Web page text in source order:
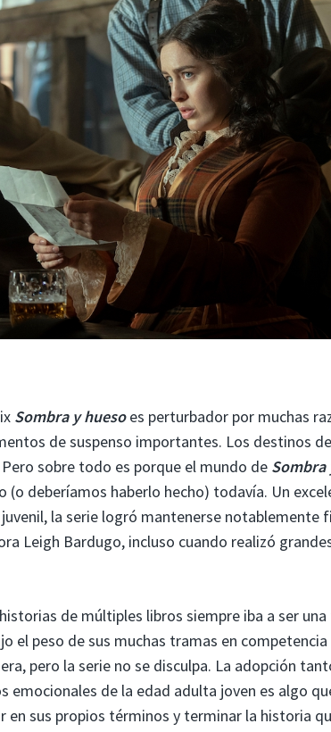
Sombra y huesoes perturbador por muchas
de suspenso importantes. Los destinos
sobre todo es porque el mundo de Sombra
(o deberíamos haberlo hecho) todavía. Un
la serie logró mantenerse notablemente
Leigh Bardugo, incluso cuando realizó
de múltiples libros siempre iba a ser
el peso de sus muchas tramas en
pero la serie no se disculpa. La adopción
emocionales de la edad adulta joven es algo
en sus propios términos y terminar la historia